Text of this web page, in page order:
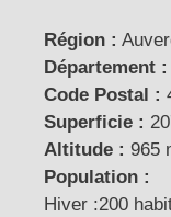
Région :
Département :
Code Postal :
Superficie :
Altitude : 965
Population :
Hiver :200